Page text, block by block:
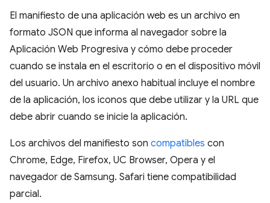
El manifiesto de una aplicación web es un archivo en
formato JSON que informa al navegador sobre la
Aplicación Web Progresiva y cómo debe proceder
cuando se instala en el escritorio o en el dispositivo móvil
del usuario. Un archivo anexo habitual incluye el nombre
de la aplicación, los iconos que debe utilizar y la URL que
debe abrir cuando se inicie la aplicación.
Los archivos del manifiesto son compatibles con
Chrome, Edge, Firefox, UC Browser, Opera y el
navegador de Samsung. Safari tiene compatibilidad
parcial.